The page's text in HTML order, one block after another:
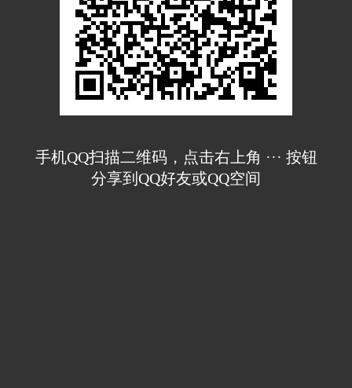
手机QQ扫描二维码，点击右上角 ··· 按钮
分享到QQ好友或QQ空间